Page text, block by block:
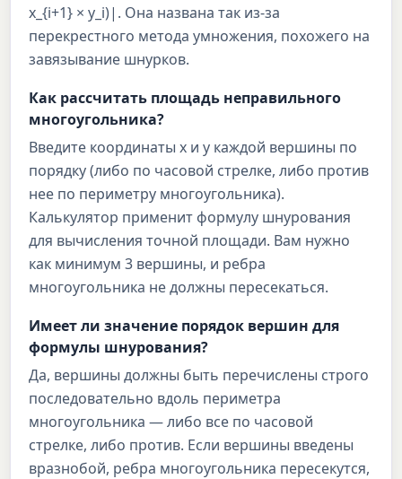
x_{i+1} × y_i)|. Она названа так из-за
перекрестного метода умножения, похожего на
завязывание шнурков.
Как рассчитать площадь неправильного
многоугольника?
Введите координаты x и y каждой вершины по
порядку (либо по часовой стрелке, либо против
нее по периметру многоугольника).
Калькулятор применит формулу шнурования
для вычисления точной площади. Вам нужно
как минимум 3 вершины, и ребра
многоугольника не должны пересекаться.
Имеет ли значение порядок вершин для
формулы шнурования?
Да, вершины должны быть перечислены строго
последовательно вдоль периметра
многоугольника — либо все по часовой
стрелке, либо против. Если вершины введены
вразнобой, ребра многоугольника пересекутся,